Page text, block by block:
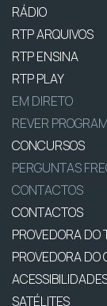
RÁDIO
RTP ARQUIVOS
RTP ENSINA
RTP PLAY
EM DIRETO
REVER
CONCURSOS
PERGUNTAS
CONTACTOS
CONTACTOS
PROVEDORA DO
PROVEDORA DO
SATÉLITES